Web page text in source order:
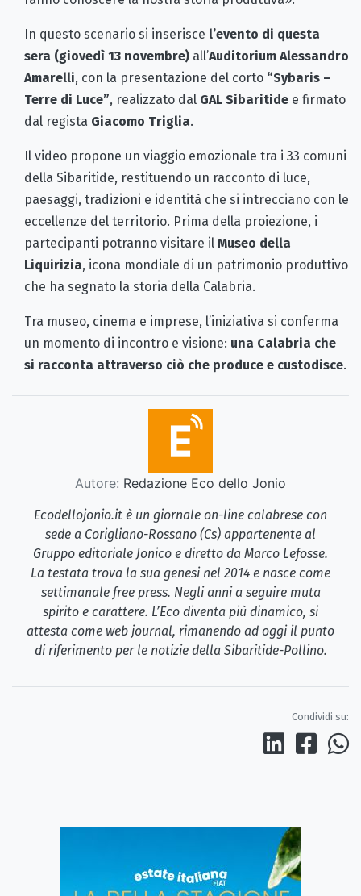
In questo scenario si inserisce l’evento di questa
sera (giovedì 13 novembre) all’Auditorium Alessandro
Amarelli, con la presentazione del corto “Sybaris –
Terre di Luce”, realizzato dal GAL Sibaritide e firmato
dal regista Giacomo Triglia.
Il video propone un viaggio emozionale tra i 33 comuni
della Sibaritide, restituendo un racconto di luce,
paesaggi, tradizioni e identità che si intrecciano con le
eccellenze del territorio. Prima della proiezione, i
partecipanti potranno visitare il Museo della
Liquirizia, icona mondiale di un patrimonio produttivo
che ha segnato la storia della Calabria.
Tra museo, cinema e imprese, l’iniziativa si conferma
un momento di incontro e visione: una Calabria che
si racconta attraverso ciò che produce e custodisce.
Autore: Redazione Eco dello Jonio
Ecodellojonio.it è un giornale on-line calabrese con
sede a Corigliano-Rossano (Cs) appartenente al
Gruppo editoriale Jonico e diretto da Marco Lefosse.
La testata trova la sua genesi nel 2014 e nasce come
settimanale free press. Negli anni a seguire muta
spirito e carattere. L’Eco diventa più dinamico, si
attesta come web journal, rimanendo ad oggi il punto
di riferimento per le notizie della Sibaritide-Pollino.
Condividi su: